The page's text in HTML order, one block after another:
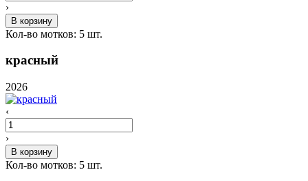
›
В корзину
Кол-во мотков: 5 шт.
красный
2026
‹
›
В корзину
Кол-во мотков: 5 шт.